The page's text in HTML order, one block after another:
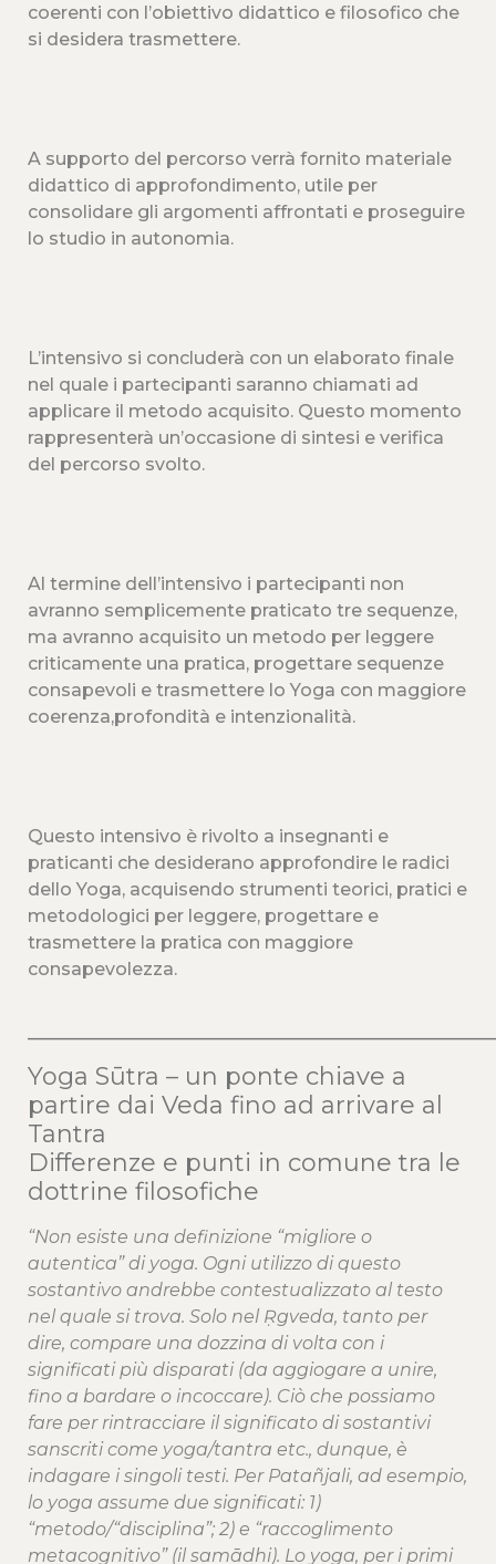
coerenti con l’obiettivo didattico e filosofico che
si desidera trasmettere.
A supporto del percorso verrà fornito materiale
didattico di approfondimento, utile per
consolidare gli argomenti affrontati e proseguire
lo studio in autonomia.
L’intensivo si concluderà con un elaborato finale
nel quale i partecipanti saranno chiamati ad
applicare il metodo acquisito. Questo momento
rappresenterà un’occasione di sintesi e verifica
del percorso svolto.
Al termine dell’intensivo i partecipanti non
avranno semplicemente praticato tre sequenze,
ma avranno acquisito un metodo per leggere
criticamente una pratica, progettare sequenze
consapevoli e trasmettere lo Yoga con maggiore
coerenza,profondità e intenzionalità.
Questo intensivo è rivolto a insegnanti e
praticanti che desiderano approfondire le radici
dello Yoga, acquisendo strumenti teorici, pratici e
metodologici per leggere, progettare e
trasmettere la pratica con maggiore
consapevolezza.
Yoga Sūtra – un ponte chiave a
partire dai Veda fino ad arrivare al
Tantra
Differenze e punti in comune tra le
dottrine filosofiche
“Non esiste una definizione “migliore o
autentica” di yoga. Ogni utilizzo di questo
sostantivo andrebbe contestualizzato al testo
nel quale si trova. Solo nel Ṛgveda, tanto per
dire, compare una dozzina di volta con i
significati più disparati (da aggiogare a unire,
fino a bardare o incoccare). Ciò che possiamo
fare per rintracciare il significato di sostantivi
sanscriti come yoga/tantra etc., dunque, è
indagare i singoli testi. Per Patañjali, ad esempio,
lo yoga assume due significati: 1)
“metodo/“disciplina”; 2) e “raccoglimento
metacognitivo” (il samādhi). Lo yoga, per i primi